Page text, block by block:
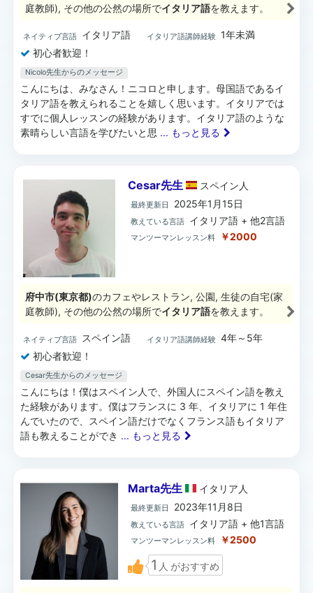
庭教師), その他の公然の場所でイタリア語を教えます。
ネイティブ言語 イタリア語 イタリア語講師経験 1年未満
初心者歓迎！
Nicolo先生からのメッセージ
こんにちは、みなさん！ニコロと申します。母国語であるイ
タリア語を教えられることを嬉しく思います。イタリアでは
すでに個人レッスンの経験があります。イタリア語のような
素晴らしい言語を学びたいと思 ... もっと見る
Cesar先生 スペイン 人
最終更新日 2025年1月15日
教えている言語 イタリア語 + 他2言語
マンツーマンレッスン料 ￥2000
府中市(東京都)のカフェやレストラン, 公園, 生徒の自宅(家
庭教師), その他の公然の場所でイタリア語を教えます。
ネイティブ言語 スペイン語 イタリア語講師経験 4年～5年
初心者歓迎！
Cesar先生からのメッセージ
こんにちは！僕はスペイン人で、外国人にスペイン語を教え
た経験があります。僕はフランスに 3 年、イタリアに 1 年住
んでいたので、スペイン語だけでなくフランス語もイタリア
語も教えることができ ... もっと見る
Marta先生 イタリア 人
最終更新日 2023年11月8日
教えている言語 イタリア語 + 他1言語
マンツーマンレッスン料 ￥2500
1 人 がおすすめ